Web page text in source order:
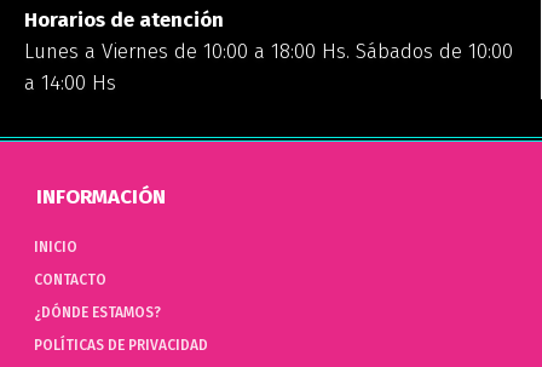
Horarios de atención
Lunes a Viernes de 10:00 a 18:00 Hs. Sábados de 10:00
a 14:00 Hs
INFORMACIÓN
INICIO
CONTACTO
¿DÓNDE ESTAMOS?
POLÍTICAS DE PRIVACIDAD